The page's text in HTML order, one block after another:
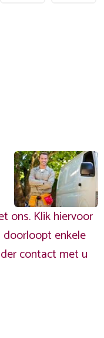
ons. Klik hiervoor
doorloopt enkele
contact met u